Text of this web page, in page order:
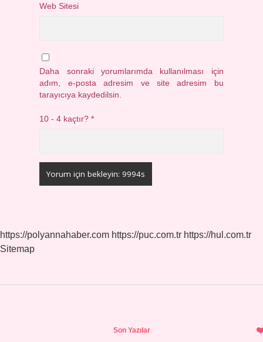
Web Sitesi
Daha sonraki yorumlarımda kullanılması için
adım, e-posta adresim ve site adresim bu
tarayıcıya kaydedilsin.
10 - 4 kaçtır?*
https://polyannahaber.com https://puc.com.tr https://hul.com.tr
Sitemap
Son Yazılar